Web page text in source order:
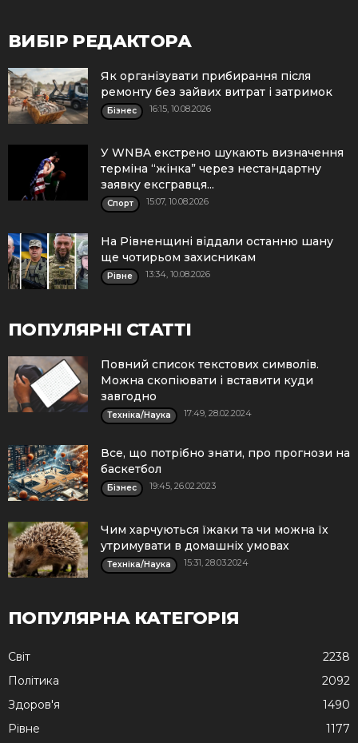
ВИБІР РЕДАКТОРА
Як організувати прибирання після
ремонту без зайвих витрат і затримок
Бізнес 16:15, 10.08.2026
У WNBA екстрено шукають визначення
терміна “жінка” через нестандартну
заявку ексгравця...
Спорт 15:07, 10.08.2026
На Рівненщині віддали останню шану
ще чотирьом захисникам
Рівне 13:34, 10.08.2026
ПОПУЛЯРНІ СТАТТІ
Повний список текстових символів.
Можна скопіювати і вставити куди
завгодно
Техніка/Наука 17:49, 28.02.2024
Все, що потрібно знати, про прогнози на
баскетбол
Бізнес 19:45, 26.02.2023
Чим харчуються їжаки та чи можна їх
утримувати в домашніх умовах
Техніка/Наука 15:31, 28.03.2024
ПОПУЛЯРНА КАТЕГОРІЯ
Cвіт
2238
Політика
2092
Здоров'я
1490
Рівне
1177